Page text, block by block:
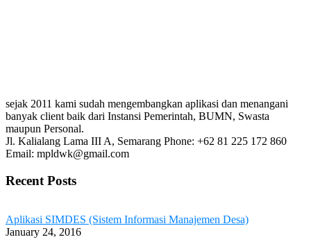
sejak 2011 kami sudah mengembangkan aplikasi dan menangani
banyak client baik dari Instansi Pemerintah, BUMN, Swasta
maupun Personal.
Jl. Kalialang Lama III A, Semarang Phone: +62 81 225 172 860
Email: mpldwk@gmail.com
Recent Posts
Aplikasi SIMDES (Sistem Informasi Manajemen Desa)
January 24, 2016